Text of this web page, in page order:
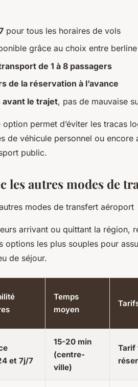
pour tous les horaires de vols
grâce au choix entre
de 1 à 8 passagers
de la réservation à l’avance
avant le trajet, pas de mauvaise
option permet d’éviter les tracas
de véhicule personnel ou
public.
les autres modes de
arrivant ou quittant la région,
options les plus souples pour
de séjour.
Temps
moyen
et 7j/7
15-20 min
(centre-
ville)
Tarif